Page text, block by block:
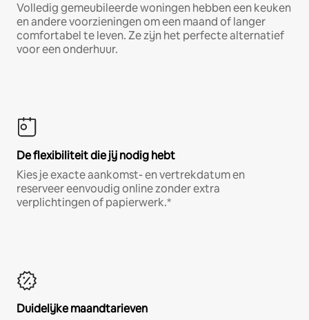
Volledig gemeubileerde woningen hebben een keuken
en andere voorzieningen om een maand of langer
comfortabel te leven. Ze zijn het perfecte alternatief
voor een onderhuur.
De flexibiliteit die jij nodig hebt
Kies je exacte aankomst- en vertrekdatum en
reserveer eenvoudig online zonder extra
verplichtingen of papierwerk.*
Duidelijke maandtarieven